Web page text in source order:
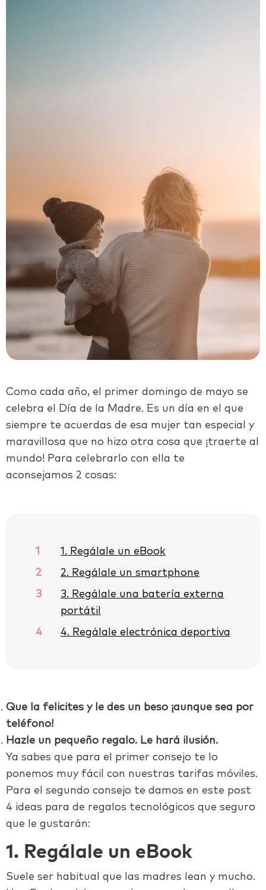
Como cada año, el primer domingo de mayo se
celebra el Día de la Madre. Es un día en el que
siempre te acuerdas de esa mujer tan especial y
maravillosa que no hizo otra cosa que ¡traerte al
mundo! Para celebrarlo con ella te
aconsejamos 2 cosas:
1
1. Regálale un eBook
2
2. Regálale un smartphone
3
3. Regálale una batería externa
portátil
4
4. Regálale electrónica deportiva
Que la felicites y le des un beso ¡aunque sea por
teléfono!
Hazle un pequeño regalo. Le hará ilusión.
Ya sabes que para el primer consejo te lo
ponemos muy fácil con nuestras tarifas móviles.
Para el segundo consejo te damos en este post
4 ideas para de regalos tecnológicos que seguro
que le gustarán:
1. Regálale un eBook
Suele ser habitual que las madres lean y mucho.